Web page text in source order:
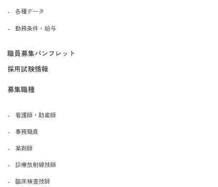
各種データ
勤務条件・給与
職員募集パンフレット
採用試験情報
募集職種
看護師・助産師
事務職員
薬剤師
診療放射線技師
臨床検査技師